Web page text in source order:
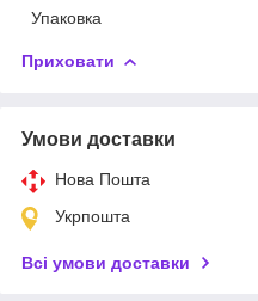
Упаковка
Приховати
Умови доставки
Нова Пошта
Укрпошта
Всі умови доставки